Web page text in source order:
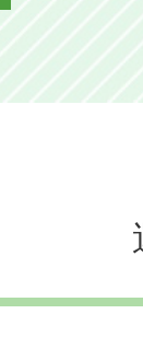
姫路お
姫路 食
姫路 御
姫路 ぐ
明石焼
姫路 駅
姫路 ど